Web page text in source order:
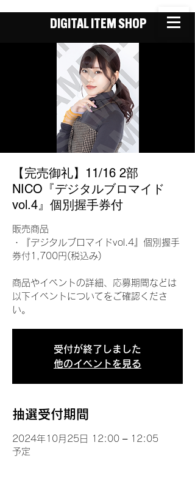
DIGITAL ITEM SHOP
【完売御礼】11/16 2部
NICO『デジタルブロマイド
vol.4』個別握手券付
販売商品
・『デジタルブロマイドvol.4』個別握手
券付1,700円(税込み)
商品やイベントの詳細、応募期間などは
以下イベントについてをご確認くださ
い。
受付が終了しました
他のイベントを見る
抽選受付期間
2024年10月25日 12:00 – 12:05
予定